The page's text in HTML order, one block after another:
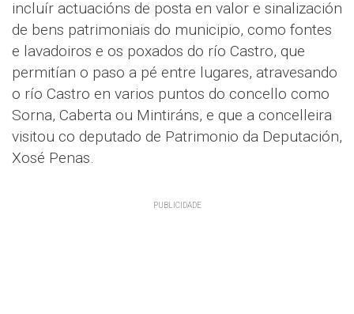
incluír actuacións de posta en valor e sinalización
de bens patrimoniais do municipio, como fontes
e lavadoiros e os poxados do río Castro, que
permitían o paso a pé entre lugares, atravesando
o río Castro en varios puntos do concello como
Sorna, Caberta ou Mintiráns, e que a concelleira
visitou co deputado de Patrimonio da Deputación,
Xosé Penas.